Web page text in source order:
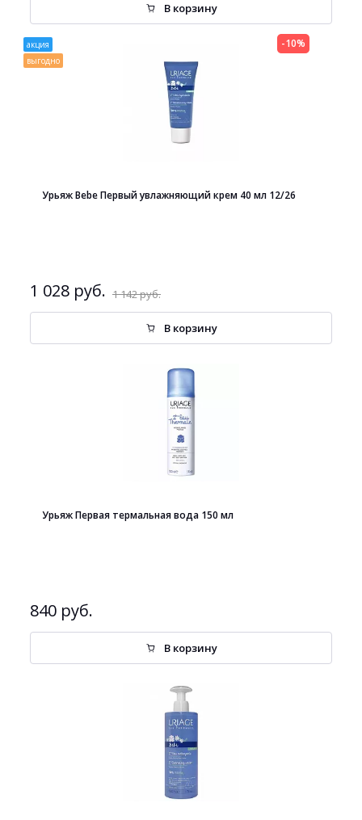
В корзину
акция
выгодно
Урьяж Bebe Первый увлажняющий крем 40 мл 12/26
1 028 руб. 1 142 руб.
-10%
В корзину
Урьяж Первая термальная вода 150 мл
840 руб.
В корзину